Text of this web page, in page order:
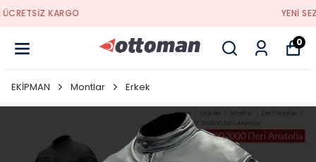
0
EKİPMAN Montlar Erkek